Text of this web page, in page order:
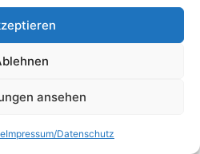
ansehen
Impressum/Datenschutz